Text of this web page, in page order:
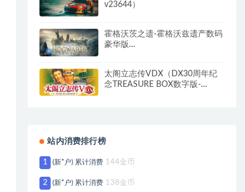
v23644）
霍格沃茨之遗-霍格沃兹遗产数码
豪华版
太阁立志传VDX（DX30周年纪
念TREASURE BOX数字版-
站内消费排行榜
1 (新*户) 累计消费 144金币
2 (新*户) 累计消费 138金币